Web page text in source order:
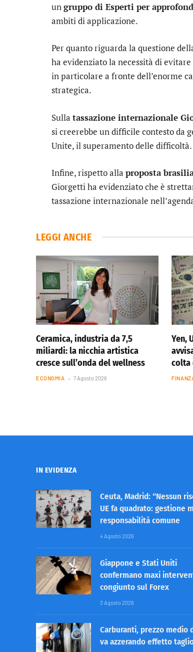
ungruppo di Esperti per
ambiti di applicazione.
Per quanto riguarda la questione
ha evidenziato la necessità di
in particolare a fronte dell’enorme
strategica.
Sulla tassazione internazionale
si creerebbe un difficile contesto da
Unite, il superamento delle difficoltà.
Infine, rispetto alla proposta
Giorgetti ha evidenziato che è
tassazione internazionale
LEGGI ANCHE
Ceramica, industria da 7,5
miliardi: la nicchia artistica
cresce sull’onda del wellness
ECONOMIA 7 Agosto 2026
Yen,
colta
IN EVIDENZA
Ceuta, Madrid: “Nessun
UE fa quadrato: gestione
responsabilità comune
4 Agosto 2026
Giappone e Stati Uniti
confermano maxi
congiunto sul Forex
3 Agosto 2026
Carburanti, prezzo medio
va azzerando effetto